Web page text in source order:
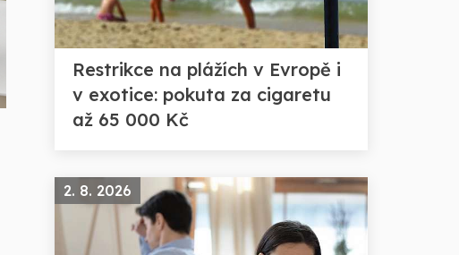
Restrikce na plážích v Evropě i
v exotice: pokuta za cigaretu
až 65 000 Kč
2. 8. 2026